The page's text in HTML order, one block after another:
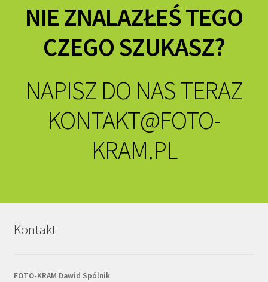
NIE ZNALAZŁEŚ TEGO
CZEGO SZUKASZ?
NAPISZ DO NAS TERAZ
KONTAKT@FOTO-
KRAM.PL
Kontakt
FOTO-KRAM Dawid Spólnik